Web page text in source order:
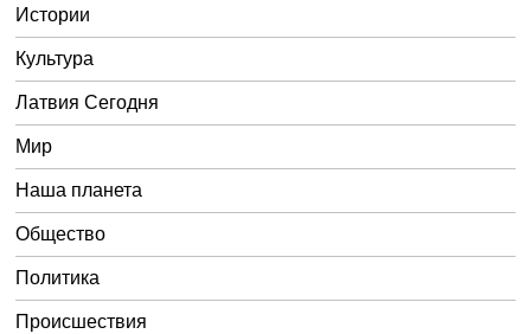
Истории
Культура
Латвия Сегодня
Мир
Наша планета
Общество
Политика
Происшествия